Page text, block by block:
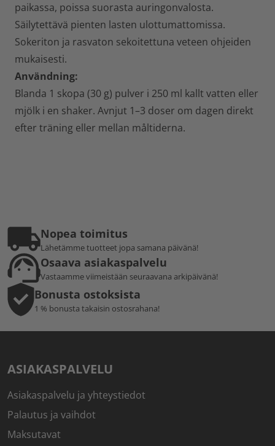
paikassa, poissa suorasta auringonvalosta.
Säilytettävä pienten lasten ulottumattomissa.
Sokeriton ja rasvaton sekoitettuna veteen ohjeiden
mukaisesti.
Användning:
Blanda 1 skopa (30 g) pulver i 250 ml kallt vatten eller
mjölk i en shaker. Avnjut 1–3 doser om dagen direkt
efter träning eller mellan måltiderna.
Nopea toimitus
Lähetämme tuotteet jopa samana päivänä!
Osaava asiakaspalvelu
Vastaamme viimeistään seuraavana arkipäivänä!
Bonusta ostoksista
1 % bonusta takaisin ostosrahana!
ASIAKASPALVELU
Asiakaspalvelu ja yhteystiedot
Palautus ja vaihdot
Maksutavat